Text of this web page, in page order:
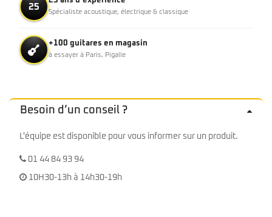
25
Spécialiste acoustique, électrique & classique
+100 guitares en magasin
à essayer à Paris, Pigalle
Besoin d’un conseil ?
L'équipe est disponible pour vous informer sur un produit.
01 44 84 93 94
10H30-13h à 14h30-19h